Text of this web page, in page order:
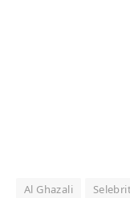
Al Ghazali